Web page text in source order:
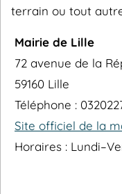
terrain ou tout
Mairie de Lille
72 avenue de la
59160 Lille
Téléphone :
Site officiel de la
Horaires :